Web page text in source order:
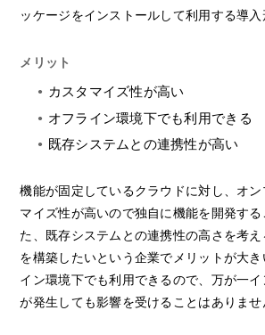
ッケージをインストールして利用する導入
メリット
カスタマイズ性が高い
オフライン環境下でも利用できる
既存システムとの連携性が高い
機能が固定しているクラウドに対し、オ
マイズ性が高いので独自に機能を開発す
た、既存システムとの連携性の高さを考
を構築したいという企業でメリットが大
イン環境下でも利用できるので、万が一
が発生しても影響を受けることはありませ